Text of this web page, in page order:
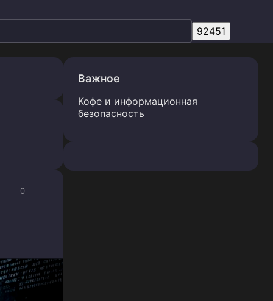
0
Важное
Кофе и информационная
безопасность